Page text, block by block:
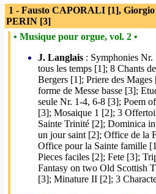
1 - Fausto CAPORALI [1],
PERIN [3]
• Musique pour orgue, vol. 2 •
J. Langlais : Symphonies
tous les temps [1]; 8 Chants
Bergers [1]; Priere des
forme de Messe basse [3];
seule Nr. 1-4, 6-8 [3]; Poem
[3]; Mosaique 1 [2]; 3
Sainte Trinité [2]; Dominica
un jour saint [2]; Office de la
Office pour la Sainte famille
Pieces faciles [2]; Fete [3];
Fantasy on two Old Scottish
[3]; Minature II [2]; 3